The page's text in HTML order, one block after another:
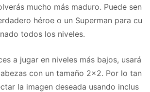
mucho más maduro. Puede sen
héroe o un Superman para cu
todos los niveles.
a jugar en niveles más bajos, usará
con un tamaño 2x2. Por lo tan
la imagen deseada usando inclus